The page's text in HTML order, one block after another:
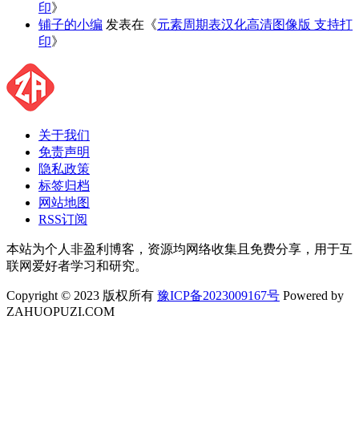
印》
铺子的小编 发表在《元素周期表汉化高清图像版 支持打
印》
关于我们
免责声明
隐私政策
标签归档
网站地图
RSS订阅
本站为个人非盈利博客，资源均网络收集且免费分享，用于互
联网爱好者学习和研究。
Copyright © 2023 版权所有 豫ICP备2023009167号 Powered by
ZAHUOPUZI.COM